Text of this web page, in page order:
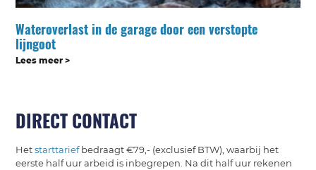
Wateroverlast in de garage door een verstopte
lijngoot
Lees meer >
DIRECT CONTACT
Hetstarttariefbedraagt €79,- (exclusief BTW), waarbij het
eerste half uur arbeid is inbegrepen. Na dit half uur rekenen